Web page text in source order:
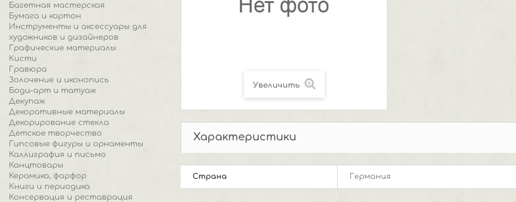
Багетная мастерская
Бумага и картон
Инструменты и аксессуары для
художников и дизайнеров
Графические материалы
Кисти
Гравюра
Золочение и иконопись
Боди-арт и татуаж
Декупаж
Декоративные материалы
Декорирование стекла
Детское творчество
Гипсовые фигуры и орнаменты
Каллиграфия и письмо
Канцтовары
Керамика, фарфор
Книги и периодика
Консервация и реставрация
Увеличить
Характеристики
Страна Германия